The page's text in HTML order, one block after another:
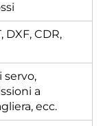
DXF, CDR,
servo,
a
ecc.